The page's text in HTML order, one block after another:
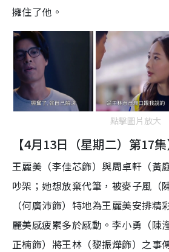
擁住了他。
點擊圖片放大
【4月13日（星期二）第17集
王麗美（李佳芯飾）與周卓軒（黃
吵架；她想放棄代筆，被麥子風（
（何廣沛飾）特地為王麗美安排精
麗美感疲累多於感動。李小勇（陳
正楠飾）將王林（黎振燁飾）之事